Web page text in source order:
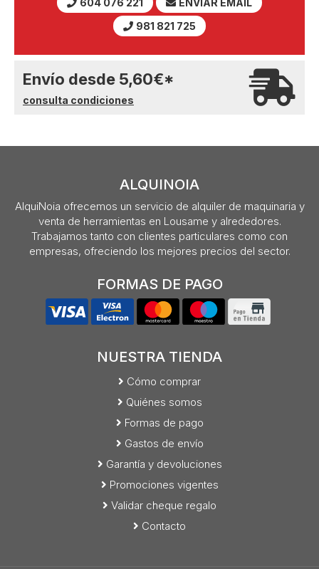
981 821 725
Envío desde 5,60€*
consulta condiciones
ALQUINOIA
AlquiNoia ofrecemos un servicio de alquiler de maquinaria y
venta de herramientas en Lousame y alrededores.
Trabajamos tanto con clientes particulares como con
empresas, ofreciendo los mejores precios del sector.
FORMAS DE PAGO
NUESTRA TIENDA
Cómo comprar
Quiénes somos
Formas de pago
Gastos de envío
Garantía y devoluciones
Promociones vigentes
Validar cheque regalo
Contacto